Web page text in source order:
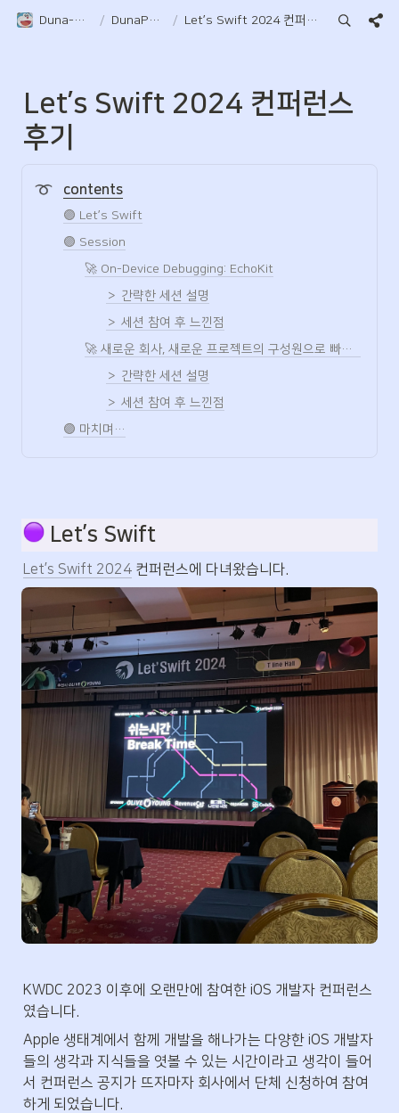
Duna-Pocket / DunaPocket / Let’s Swift 2024 컨퍼런스 후기
Let’s Swift 2024 컨퍼런스
후기
contents
🟣 Let’s Swift
🟣 Session
🚀 On-Device Debugging: EchoKit
＞ 간략한 세션 설명
＞ 세션 참여 후 느낀점
🚀 새로운 회사, 새로운 프로젝트의 구성원으로 빠르게 적응하는 방법
＞ 간략한 세션 설명
＞ 세션 참여 후 느낀점
🟣 마치며…
Let’s Swift
Let’s Swift 2024 컨퍼런스에 다녀왔습니다.
KWDC 2023 이후에 오랜만에 참여한 iOS 개발자 컨퍼런스
였습니다.
Apple 생태계에서 함께 개발을 해나가는 다양한 iOS 개발자
들의 생각과 지식들을 엿볼 수 있는 시간이라고 생각이 들어
서 컨퍼런스 공지가 뜨자마자 회사에서 단체 신청하여 참여
하게 되었습니다.